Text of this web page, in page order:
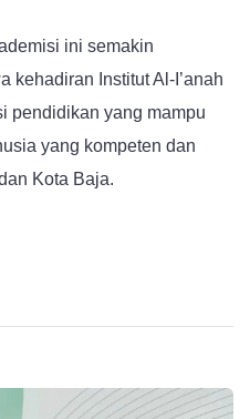
ini semakin
kehadiran Institut Al-I’anah
pendidikan yang mampu
yang kompeten dan
Kota Baja.